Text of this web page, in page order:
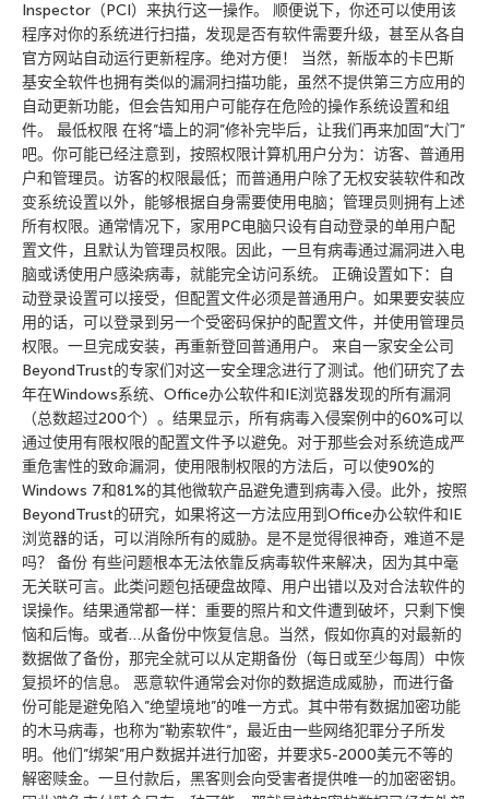
Inspector（PCI）来执行这一操作。 顺便说下，你还可以使用该
程序对你的系统进行扫描，发现是否有软件需要升级，甚至从各自
官方网站自动运行更新程序。绝对方便！ 当然，新版本的卡巴斯
基安全软件也拥有类似的漏洞扫描功能，虽然不提供第三方应用的
自动更新功能，但会告知用户可能存在危险的操作系统设置和组
件。 最低权限 在将”墙上的洞”修补完毕后，让我们再来加固”大门”
吧。你可能已经注意到，按照权限计算机用户分为：访客、普通用
户和管理员。访客的权限最低；而普通用户除了无权安装软件和改
变系统设置以外，能够根据自身需要使用电脑；管理员则拥有上述
所有权限。通常情况下，家用PC电脑只设有自动登录的单用户配
置文件，且默认为管理员权限。因此，一旦有病毒通过漏洞进入电
脑或诱使用户感染病毒，就能完全访问系统。 正确设置如下：自
动登录设置可以接受，但配置文件必须是普通用户。如果要安装应
用的话，可以登录到另一个受密码保护的配置文件，并使用管理员
权限。一旦完成安装，再重新登回普通用户。 来自一家安全公司
BeyondTrust的专家们对这一安全理念进行了测试。他们研究了去
年在Windows系统、Office办公软件和IE浏览器发现的所有漏洞
（总数超过200个）。结果显示，所有病毒入侵案例中的60%可以
通过使用有限权限的配置文件予以避免。对于那些会对系统造成严
重危害性的致命漏洞，使用限制权限的方法后，可以使90%的
Windows 7和81%的其他微软产品避免遭到病毒入侵。此外，按照
BeyondTrust的研究，如果将这一方法应用到Office办公软件和IE
浏览器的话，可以消除所有的威胁。是不是觉得很神奇，难道不是
吗？ 备份 有些问题根本无法依靠反病毒软件来解决，因为其中毫
无关联可言。此类问题包括硬盘故障、用户出错以及对合法软件的
误操作。结果通常都一样：重要的照片和文件遭到破坏，只剩下懊
恼和后悔。或者…从备份中恢复信息。当然，假如你真的对最新的
数据做了备份，那完全就可以从定期备份（每日或至少每周）中恢
复损坏的信息。 恶意软件通常会对你的数据造成威胁，而进行备
份可能是避免陷入”绝望境地”的唯一方式。其中带有数据加密功能
的木马病毒，也称为”勒索软件“，最近由一些网络犯罪分子所发
明。他们”绑架”用户数据并进行加密，并要求5-2000美元不等的
解密赎金。一旦付款后，黑客则会向受害者提供唯一的加密密钥。